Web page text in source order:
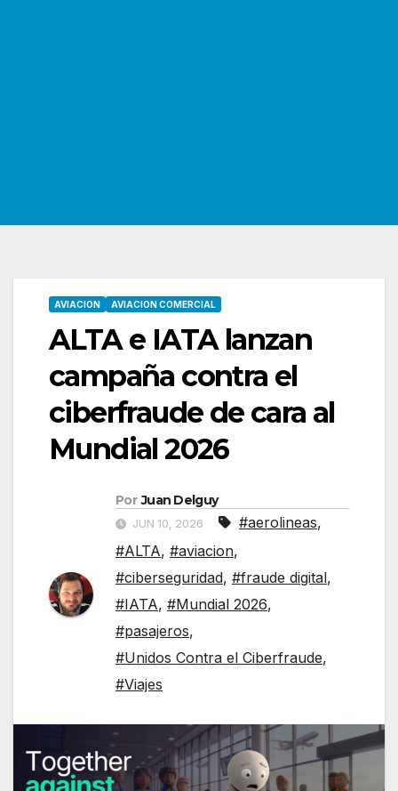
AVIACION AVIACION COMERCIAL
ALTA e IATA lanzan
campaña contra el
ciberfraude de cara al
Mundial 2026
Por Juan Delguy
JUN 10, 2026 #aerolineas,
#ALTA, #aviacion,
#ciberseguridad, #fraude digital,
#IATA, #Mundial 2026,
#pasajeros,
#Unidos Contra el Ciberfraude,
#Viajes